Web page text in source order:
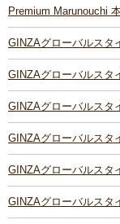
Premium Marunouchi
GINZAグローバルスタ
GINZAグローバルスタ
GINZAグローバルスタ
GINZAグローバルスタ
GINZAグローバルスタ
GINZAグローバルスタ